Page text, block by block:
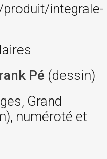
integrale-
Pé (dessin)
Grand
numéroté et